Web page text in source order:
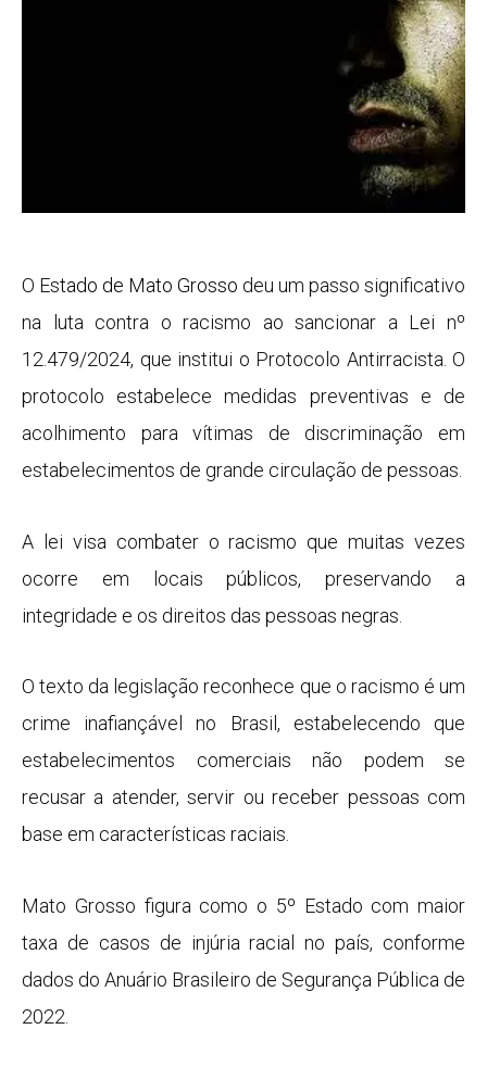
O Estado de Mato Grosso deu um passo significativo
na luta contra o racismo ao sancionar a Lei nº
12.479/2024, que institui o Protocolo Antirracista. O
protocolo estabelece medidas preventivas e de
acolhimento para vítimas de discriminação em
estabelecimentos de grande circulação de pessoas.
A lei visa combater o racismo que muitas vezes
ocorre em locais públicos, preservando a
integridade e os direitos das pessoas negras.
O texto da legislação reconhece que o racismo é um
crime inafiançável no Brasil, estabelecendo que
estabelecimentos comerciais não podem se
recusar a atender, servir ou receber pessoas com
base em características raciais.
Mato Grosso figura como o 5º Estado com maior
taxa de casos de injúria racial no país, conforme
dados do Anuário Brasileiro de Segurança Pública de
2022.